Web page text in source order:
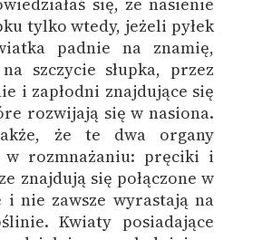
tylko wtedy, jeżeli pyłek
padnie na znamię,
szczycie słupka, przez
i zapłodni znajdujące się
rozwijają się w nasiona.
że te dwa organy
w rozmnażaniu: pręciki i
znajdują się połączone w
i nie zawsze wyrastają na
Kwiaty posiadające